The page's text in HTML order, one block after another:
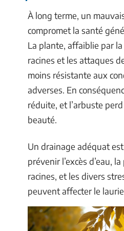
À long terme, un
compromet la santé
La plante, affaiblie par
racines et les attaques
moins résistante aux
adverses. En
réduite, et l’arbuste
beauté.
Un drainage adéquat
prévenir l’excès d’eau,
racines, et les divers
peuvent affecter le